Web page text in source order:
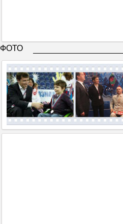
ФОТО